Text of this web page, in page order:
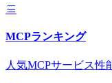
MCPランキング
人気MCPサービス性